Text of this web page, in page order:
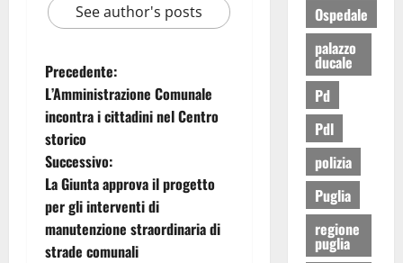
See author's posts
Precedente:
L’Amministrazione Comunale
incontra i cittadini nel Centro
storico
Successivo:
La Giunta approva il progetto
per gli interventi di
manutenzione straordinaria di
strade comunali
Ospedale
palazzo
ducale
Pd
Pdl
polizia
Puglia
regione
puglia